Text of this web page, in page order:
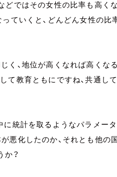
どではその女性の比率も高く
っていくと、どんどん女性の
く、地位が高くなれば高くな
て教育ともにですね、共通し
に統計を取るようなパラメー
悪化したのか、それとも他の
か？